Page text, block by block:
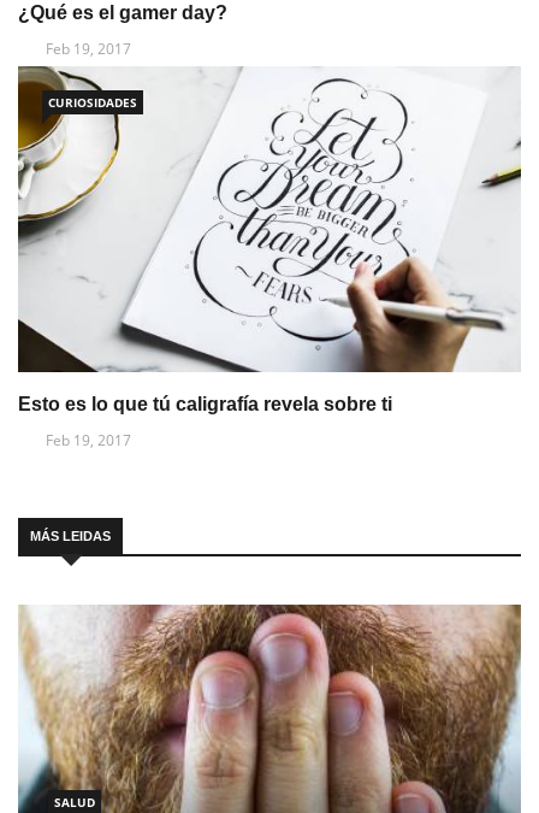
¿Qué es el gamer day?
Feb 19, 2017
CURIOSIDADES
Esto es lo que tú caligrafía revela sobre ti
Feb 19, 2017
MÁS LEIDAS
SALUD